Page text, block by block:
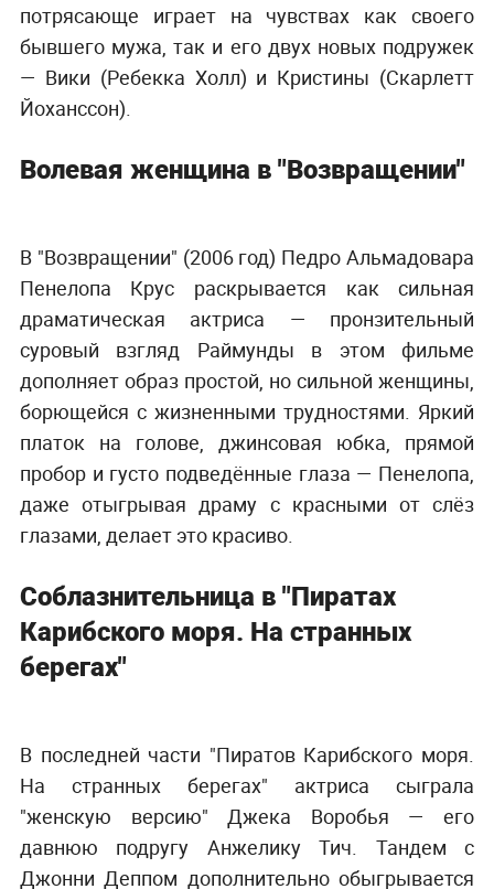
потрясающе играет на чувствах как своего
бывшего мужа, так и его двух новых подружек
— Вики (Ребекка Холл) и Кристины (Скарлетт
Йоханссон).
Волевая женщина в "Возвращении"
В "Возвращении" (2006 год) Педро Альмадовара
Пенелопа Крус раскрывается как сильная
драматическая актриса — пронзительный
суровый взгляд Раймунды в этом фильме
дополняет образ простой, но сильной женщины,
борющейся с жизненными трудностями. Яркий
платок на голове, джинсовая юбка, прямой
пробор и густо подведённые глаза — Пенелопа,
даже отыгрывая драму с красными от слёз
глазами, делает это красиво.
Соблазнительница в "Пиратах
Карибского моря. На странных
берегах"
В последней части "Пиратов Карибского моря.
На странных берегах" актриса сыграла
"женскую версию" Джека Воробья — его
давнюю подругу Анжелику Тич. Тандем с
Джонни Деппом дополнительно обыгрывается